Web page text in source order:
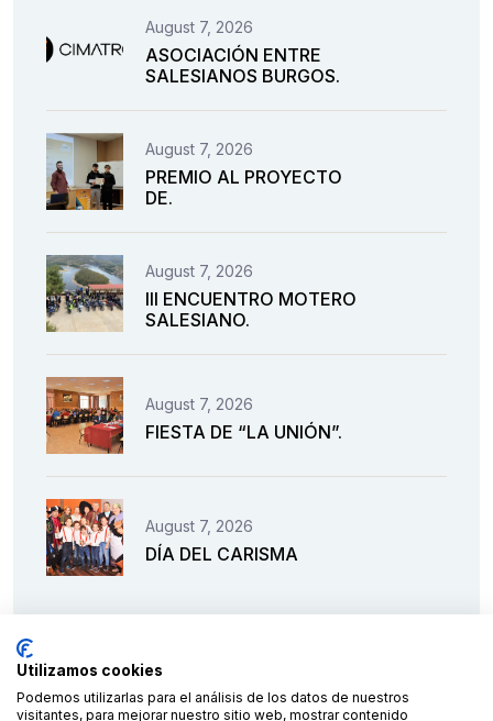
August 7, 2026
ASOCIACIÓN ENTRE
SALESIANOS BURGOS.
August 7, 2026
PREMIO AL PROYECTO
DE.
August 7, 2026
III ENCUENTRO MOTERO
SALESIANO.
August 7, 2026
FIESTA DE “LA UNIÓN”.
August 7, 2026
DÍA DEL CARISMA
Utilizamos cookies
Podemos utilizarlas para el análisis de los datos de nuestros
visitantes, para mejorar nuestro sitio web, mostrar contenido